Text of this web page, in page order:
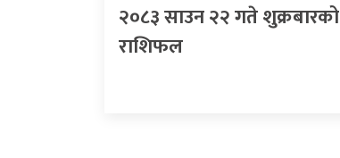
२०८३ साउन २२ गते शुक्रबारको
राशिफल